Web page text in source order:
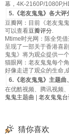
幕，4K-2160P/
5.《老友鬼鬼》各大评
豆瓣网：目前《老友鬼
可以查看豆瓣评分.
Mtime时光网：陈全凭
呈现了一部关于香港喜
鬼鬼》将为观众提供一
猫眼网：老友鬼鬼每个
好像走进了观众的生命,
6.《老友鬼鬼》主题曲
在优酷视频、腾讯视频
鬼鬼主题曲
老友鬼鬼台
猜你喜欢